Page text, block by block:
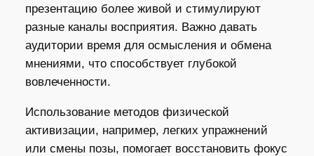
презентацию более живой и стимулируют
разные каналы восприятия. Важно давать
аудитории время для осмысления и обмена
мнениями, что способствует глубокой
вовлеченности.
Использование методов физической
активизации, например, легких упражнений
или смены позы, помогает восстановить фокус